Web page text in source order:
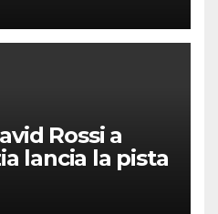
Rossi a
lancia la pista
finita